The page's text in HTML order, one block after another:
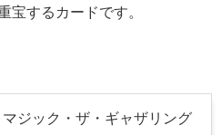
宝するカードです。
マジック・ザ・ギャザリング